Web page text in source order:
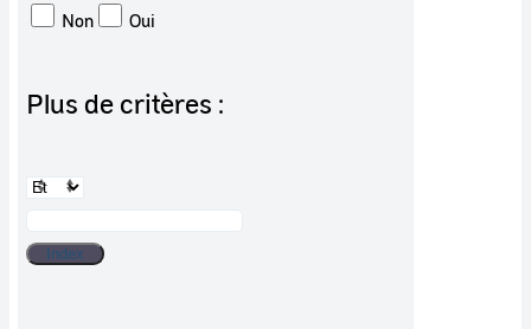
Non
Oui
Plus de critères :